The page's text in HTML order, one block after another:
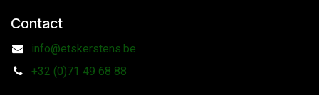
Contact
info@etskerstens.be
+32 (0)71 49 68 88